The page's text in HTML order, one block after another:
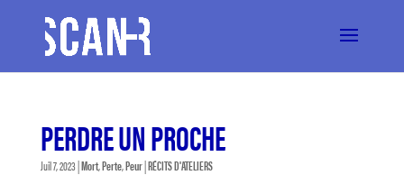
PERDRE UN PROCHE
Juil 7, 2023|Mort,Perte,Peur|RÉCITS D'ATELIERS